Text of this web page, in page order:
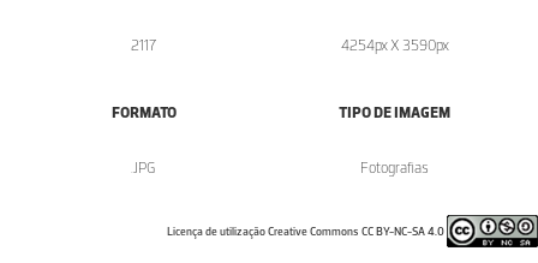
2117 4254px X 3590px
FORMATO
.JPG
TIPO DE IMAGEM
Fotografias
Licença de utilização Creative Commons CC BY-NC-SA 4.0